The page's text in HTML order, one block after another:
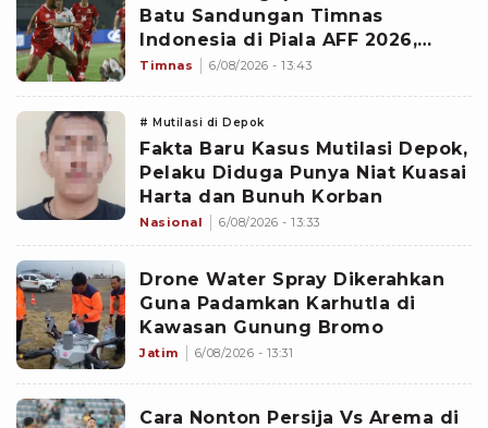
Batu Sandungan Timnas
Indonesia di Piala AFF 2026,
Vietnam Dibikin Frustasi
Timnas 6/08/2026 - 13:43
# Mutilasi di Depok
Fakta Baru Kasus Mutilasi Depok,
Pelaku Diduga Punya Niat Kuasai
Harta dan Bunuh Korban
Nasional 6/08/2026 - 13:33
Drone Water Spray Dikerahkan
Guna Padamkan Karhutla di
Kawasan Gunung Bromo
Jatim 6/08/2026 - 13:31
Cara Nonton Persija Vs Arema di